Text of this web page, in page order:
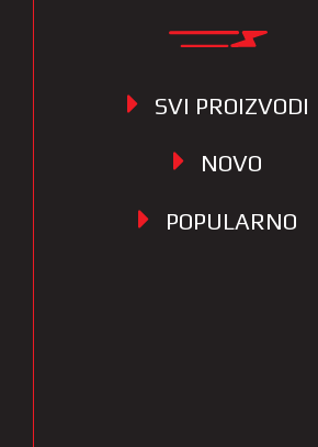
SVI PROIZVODI
NOVO
POPULARNO